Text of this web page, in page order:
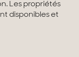
Les propriétés
disponibles et